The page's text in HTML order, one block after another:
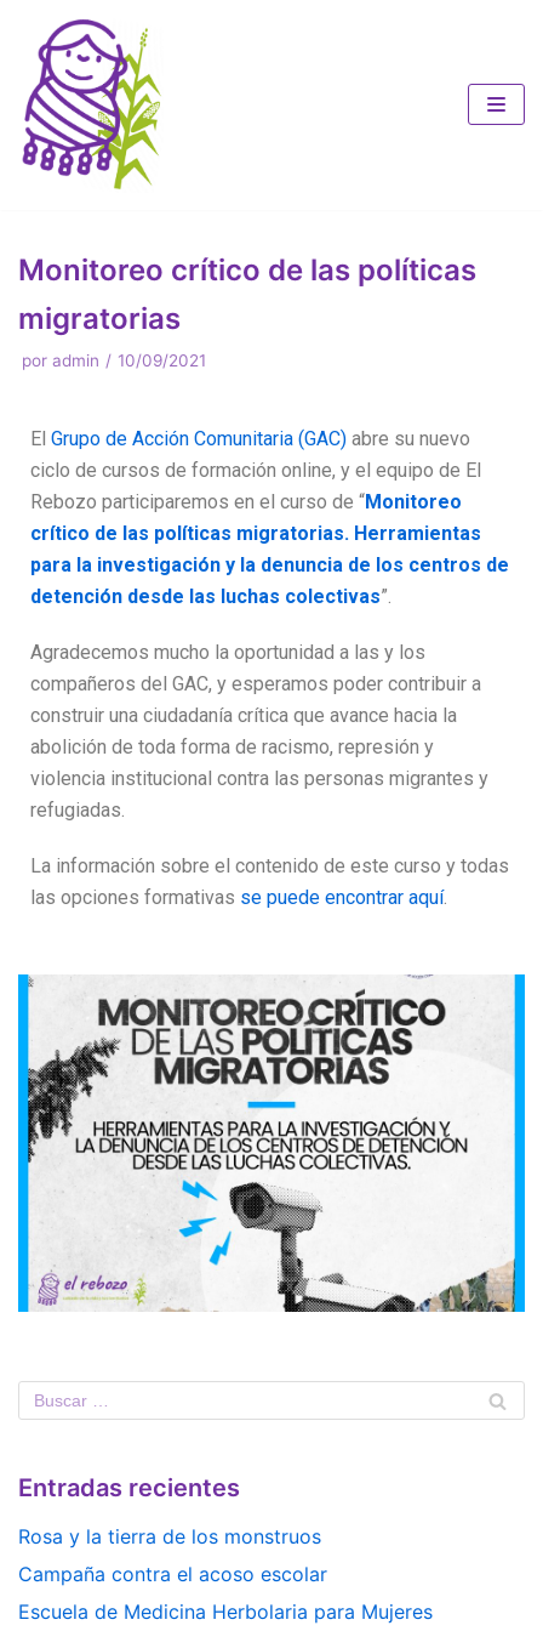
Saltar
al
contenido
Monitoreo crítico de las políticas
migratorias
por admin 10/09/2021
El Grupo de Acción Comunitaria (GAC) abre su nuevo
ciclo de cursos de formación online, y el equipo de El
Rebozo participaremos en el curso de “Monitoreo
crítico de las políticas migratorias. Herramientas
para la investigación y la denuncia de los centros de
detención desde las luchas colectivas”.
Agradecemos mucho la oportunidad a las y los
compañeros del GAC, y esperamos poder contribuir a
construir una ciudadanía crítica que avance hacia la
abolición de toda forma de racismo, represión y
violencia institucional contra las personas migrantes y
refugiadas.
La información sobre el contenido de este curso y todas
las opciones formativas se puede encontrar aquí.
Entradas recientes
Rosa y la tierra de los monstruos
Campaña contra el acoso escolar
Escuela de Medicina Herbolaria para Mujeres